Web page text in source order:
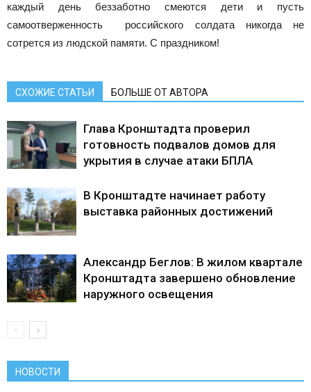
каждый день беззаботно смеются дети и пусть
самоотверженность российского солдата никогда не
сотрется из людской памяти. С праздником!
СХОЖИЕ СТАТЬИ БОЛЬШЕ ОТ АВТОРА
Глава Кронштадта проверил
готовность подвалов домов для
укрытия в случае атаки БПЛА
В Кронштадте начинает работу
выставка районных достижений
Александр Беглов: В жилом квартале
Кронштадта завершено обновление
наружного освещения
НОВОСТИ